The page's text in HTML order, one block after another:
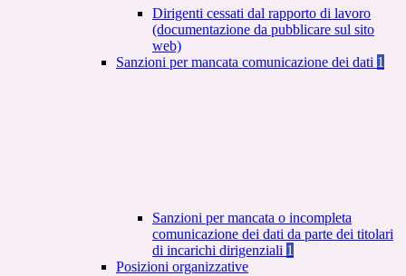
Dirigenti cessati dal rapporto di lavoro
(documentazione da pubblicare sul sito
web)
Sanzioni per mancata comunicazione dei dati 1
Sanzioni per mancata o incompleta
comunicazione dei dati da parte dei titolari
di incarichi dirigenziali 1
Posizioni organizzative